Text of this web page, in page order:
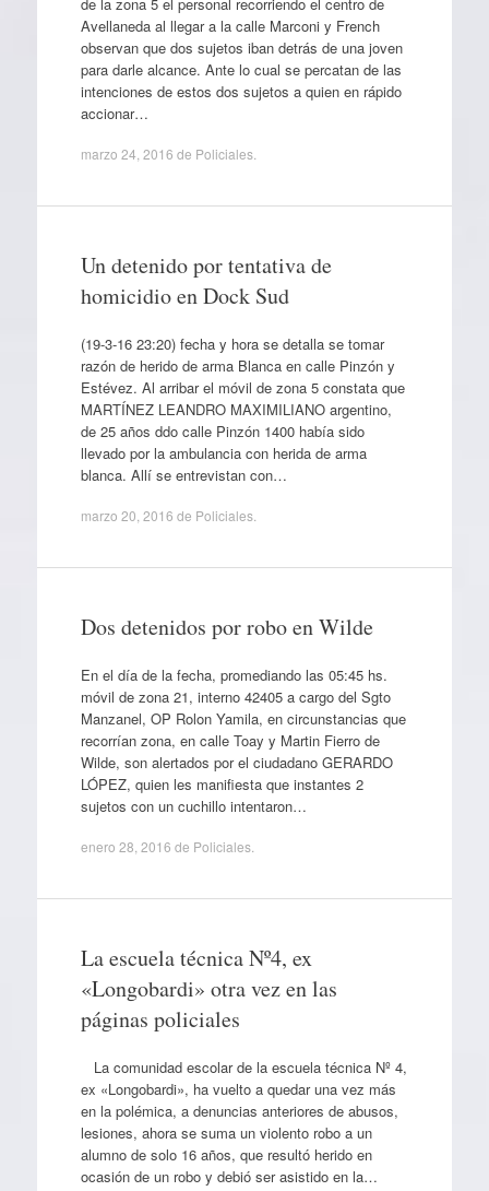
Avellaneda al llegar a la calle Marconi y French
observan que dos sujetos iban detrás de una joven
para darle alcance. Ante lo cual se percatan de las
intenciones de estos dos sujetos a quien en rápido
accionar…
marzo 24, 2016 de Policiales.
Un detenido por tentativa de
homicidio en Dock Sud
(19-3-16 23:20) fecha y hora se detalla se tomar
razón de herido de arma Blanca en calle Pinzón y
Estévez. Al arribar el móvil de zona 5 constata que
MARTÍNEZ LEANDRO MAXIMILIANO argentino,
de 25 años ddo calle Pinzón 1400 había sido
llevado por la ambulancia con herida de arma
blanca. Allí se entrevistan con…
marzo 20, 2016 de Policiales.
Dos detenidos por robo en Wilde
En el día de la fecha, promediando las 05:45 hs.
móvil de zona 21, interno 42405 a cargo del Sgto
Manzanel, OP Rolon Yamila, en circunstancias que
recorrían zona, en calle Toay y Martin Fierro de
Wilde, son alertados por el ciudadano GERARDO
LÓPEZ, quien les manifiesta que instantes 2
sujetos con un cuchillo intentaron…
enero 28, 2016 de Policiales.
La escuela técnica Nº4, ex
«Longobardi» otra vez en las
páginas policiales
La comunidad escolar de la escuela técnica Nº 4,
ex «Longobardi», ha vuelto a quedar una vez más
en la polémica, a denuncias anteriores de abusos,
lesiones, ahora se suma un violento robo a un
alumno de solo 16 años, que resultó herido en
ocasión de un robo y debió ser asistido en la…